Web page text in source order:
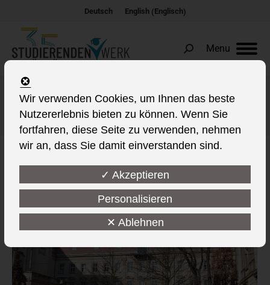
Deutsch English(Englisch)
Menu
Search:
Albums Archives:FF Coffeebar Uni-HG
Sie befinden sich hier:
Wir verwenden Cookies, um Ihnen das beste
Nutzererlebnis bieten zu können. Wenn Sie
fortfahren, diese Seite zu verwenden, nehmen
wir an, dass Sie damit einverstanden sind.
✓ Akzeptieren
Personalisieren
✕ Ablehnen